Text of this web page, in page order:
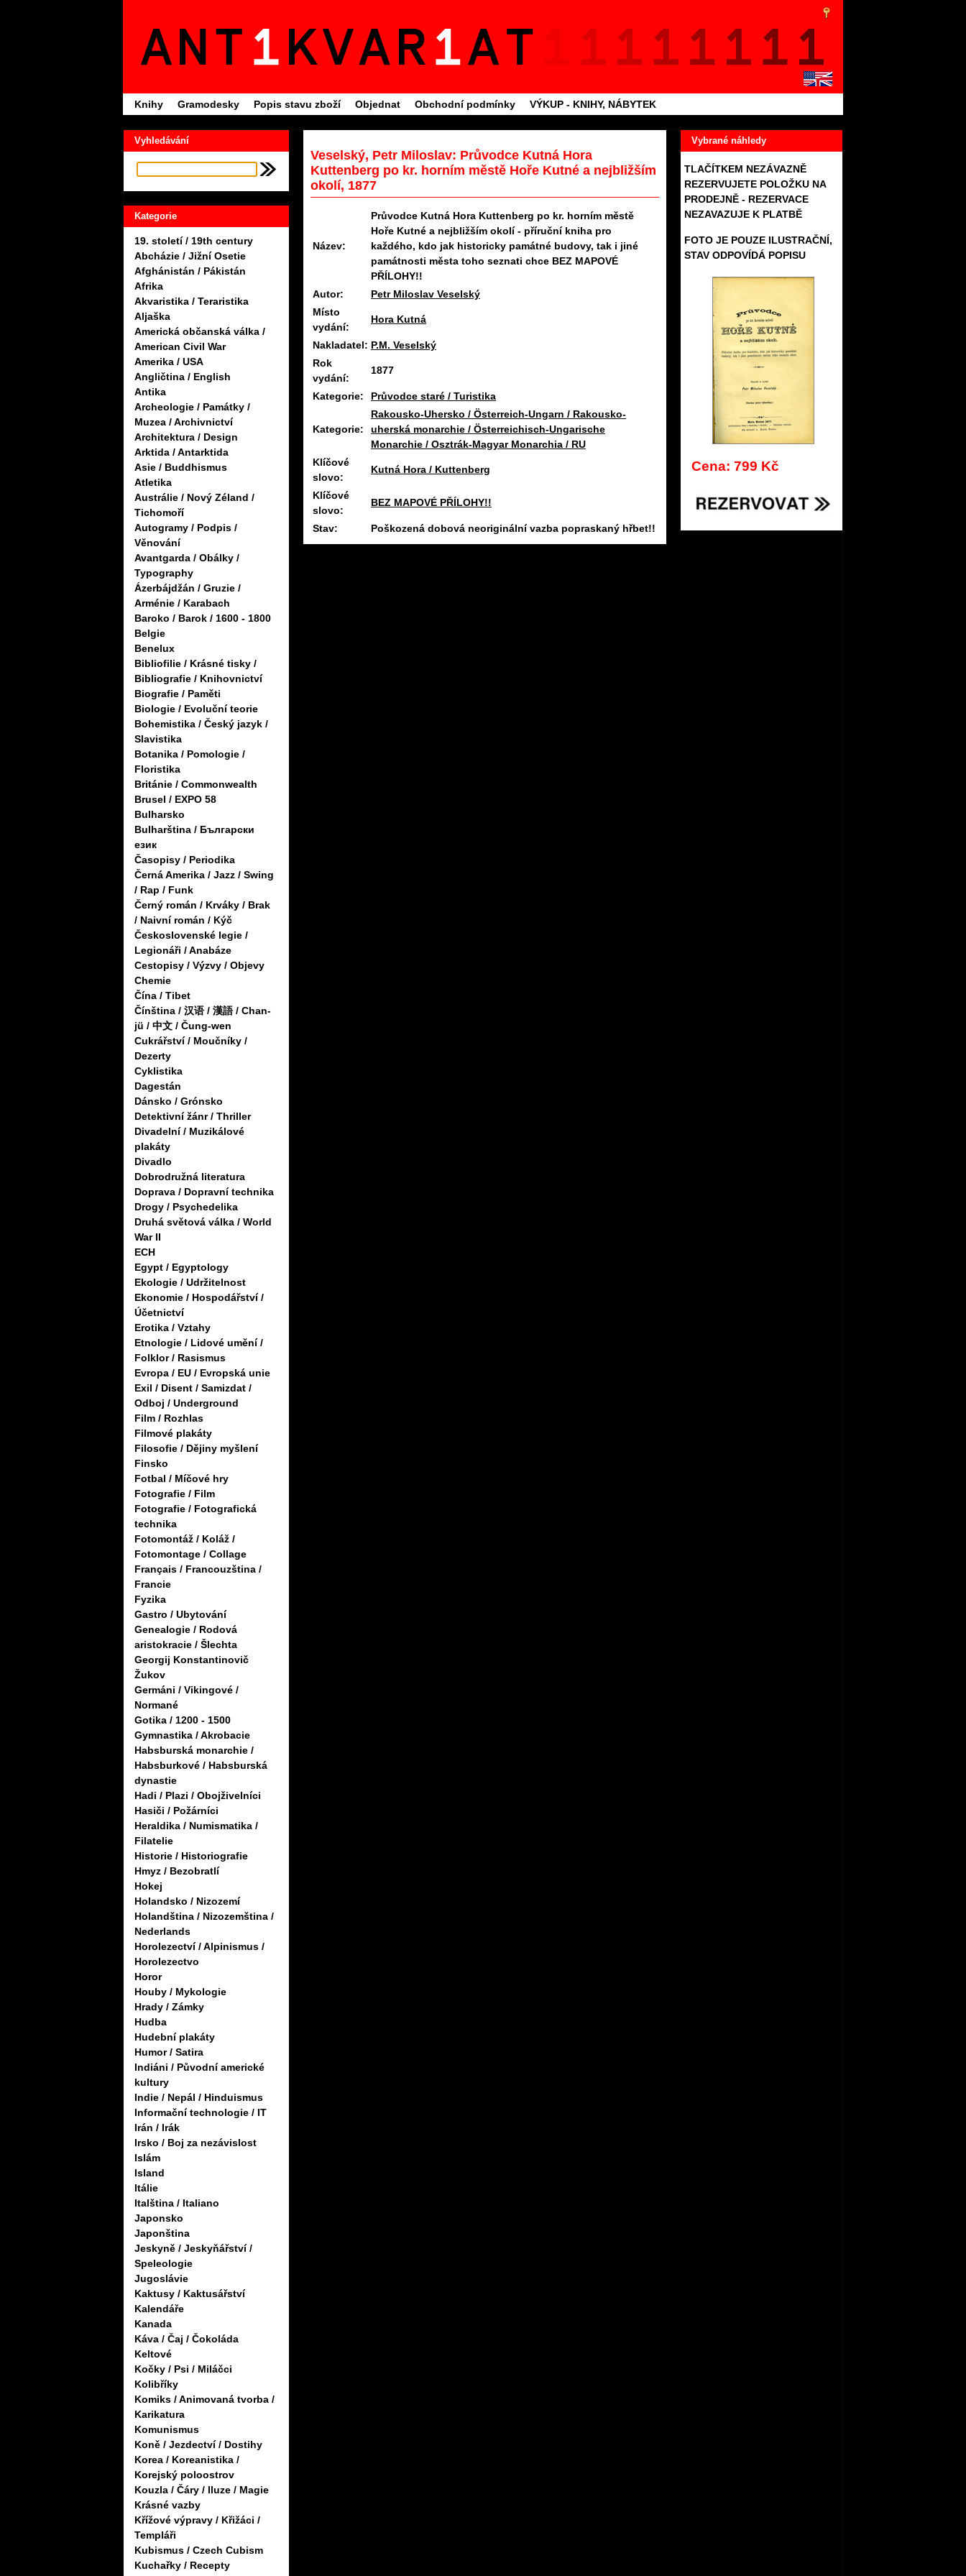
Knihy Gramodesky Popis stavu zboží Objednat Obchodní podmínky VÝKUP - KNIHY, NÁBYTEK
Vyhledávání
Kategorie
19. století / 19th century
Abcházie / Jižní Osetie
Afghánistán / Pákistán
Afrika
Akvaristika / Teraristika
Aljaška
Americká občanská válka /
American Civil War
Amerika / USA
Angličtina / English
Antika
Archeologie / Památky /
Muzea / Archivnictví
Architektura / Design
Arktida / Antarktida
Asie / Buddhismus
Atletika
Austrálie / Nový Zéland /
Tichomoří
Autogramy / Podpis /
Věnování
Avantgarda / Obálky /
Typography
Ázerbájdžán / Gruzie /
Arménie / Karabach
Baroko / Barok / 1600 - 1800
Belgie
Benelux
Bibliofilie / Krásné tisky /
Bibliografie / Knihovnictví
Biografie / Paměti
Biologie / Evoluční teorie
Bohemistika / Český jazyk /
Slavistika
Botanika / Pomologie /
Floristika
Británie / Commonwealth
Brusel / EXPO 58
Bulharsko
Bulharština / Български
език
Časopisy / Periodika
Černá Amerika / Jazz / Swing
/ Rap / Funk
Černý román / Krváky / Brak
/ Naivní román / Kýč
Československé legie /
Legionáři / Anabáze
Cestopisy / Výzvy / Objevy
Chemie
Čína / Tibet
Čínština / 汉语 / 漢語 / Chan-
jü / 中文 / Čung-wen
Cukrářství / Moučníky /
Dezerty
Cyklistika
Dagestán
Dánsko / Grónsko
Detektivní žánr / Thriller
Divadelní / Muzikálové
plakáty
Divadlo
Dobrodružná literatura
Doprava / Dopravní technika
Drogy / Psychedelika
Druhá světová válka / World
War II
ECH
Egypt / Egyptology
Ekologie / Udržitelnost
Ekonomie / Hospodářství /
Účetnictví
Erotika / Vztahy
Etnologie / Lidové umění /
Folklor / Rasismus
Evropa / EU / Evropská unie
Exil / Disent / Samizdat /
Odboj / Underground
Film / Rozhlas
Filmové plakáty
Filosofie / Dějiny myšlení
Finsko
Fotbal / Míčové hry
Fotografie / Film
Fotografie / Fotografická
technika
Fotomontáž / Koláž /
Fotomontage / Collage
Français / Francouzština /
Francie
Fyzika
Gastro / Ubytování
Genealogie / Rodová
aristokracie / Šlechta
Georgij Konstantinovič
Žukov
Germáni / Vikingové /
Normané
Gotika / 1200 - 1500
Gymnastika / Akrobacie
Habsburská monarchie /
Habsburkové / Habsburská
dynastie
Hadi / Plazi / Obojživelníci
Hasiči / Požárníci
Heraldika / Numismatika /
Filatelie
Historie / Historiografie
Hmyz / Bezobratlí
Hokej
Holandsko / Nizozemí
Holandština / Nizozemština /
Nederlands
Horolezectví / Alpinismus /
Horolezectvo
Horor
Houby / Mykologie
Hrady / Zámky
Hudba
Hudební plakáty
Humor / Satira
Indiáni / Původní americké
kultury
Indie / Nepál / Hinduismus
Informační technologie / IT
Irán / Irák
Irsko / Boj za nezávislost
Islám
Island
Itálie
Italština / Italiano
Japonsko
Japonština
Jeskyně / Jeskyňářství /
Speleologie
Jugoslávie
Kaktusy / Kaktusářství
Kalendáře
Kanada
Káva / Čaj / Čokoláda
Keltové
Kočky / Psi / Miláčci
Kolibříky
Komiks / Animovaná tvorba /
Karikatura
Komunismus
Koně / Jezdectví / Dostihy
Korea / Koreanistika /
Korejský poloostrov
Kouzla / Čáry / Iluze / Magie
Krásné vazby
Křížové výpravy / Křižáci /
Templáři
Kubismus / Czech Cubism
Kuchařky / Recepty
Vybrané náhledy
TLAČÍTKEM NEZÁVAZNĚ
REZERVUJETE POLOŽKU NA
PRODEJNĚ - REZERVACE
NEZAVAZUJE K PLATBĚ
FOTO JE POUZE ILUSTRAČNÍ,
STAV ODPOVÍDÁ POPISU
Cena: 799 Kč
Veselský, Petr Miloslav: Průvodce Kutná Hora
Kuttenberg po kr. horním městě Hoře Kutné a nejbližším
okolí, 1877
Název:
Průvodce Kutná Hora Kuttenberg po kr. horním městě
Hoře Kutné a nejbližším okolí - příruční kniha pro
každého, kdo jak historicky památné budovy, tak i jiné
památnosti města toho seznati chce BEZ MAPOVÉ
PŘÍLOHY!!
Autor:
Petr Miloslav Veselský
Místo
vydání:
Hora Kutná
Nakladatel: P.M. Veselský
Rok
vydání:
1877
Kategorie: Průvodce staré / Turistika
Kategorie:
Rakousko-Uhersko / Österreich-Ungarn / Rakousko-
uherská monarchie / Österreichisch-Ungarische
Monarchie / Osztrák-Magyar Monarchia / RU
Klíčové
slovo:
Kutná Hora / Kuttenberg
Klíčové
slovo:
BEZ MAPOVÉ PŘÍLOHY!!
Stav: Poškozená dobová neoriginální vazba popraskaný hřbet!!